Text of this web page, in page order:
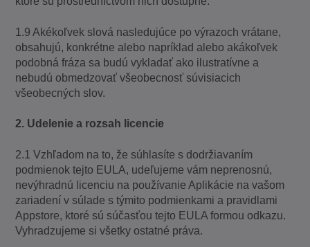
1.9 Akékoľvek slová nasledujúce po výrazoch vrátane,
obsahujú, konkrétne alebo napríklad alebo akákoľvek
podobná fráza sa budú vykladať ako ilustratívne a
nebudú obmedzovať všeobecnosť súvisiacich
všeobecných slov.
2. Udelenie a rozsah licencie
2.1 Vzhľadom na to, že súhlasíte s dodržiavaním
podmienok tejto EULA, udeľujeme vám neprenosnú,
nevýhradnú licenciu na používanie Aplikácie na vašom
zariadení v súlade s týmito podmienkami a pravidlami
Appstore, ktoré sú súčasťou tejto EULA formou odkazu.
Vyhradzujeme si všetky ostatné práva.